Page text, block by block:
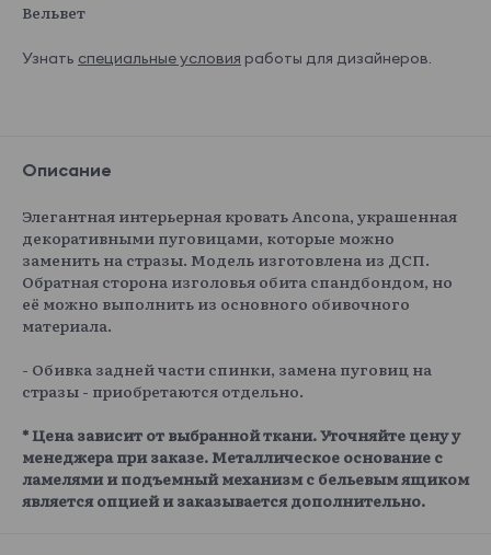
Вельвет
Узнать специальные условия работы для дизайнеров.
Описание
Элегантная интерьерная кровать Ancona, украшенная
декоративными пуговицами, которые можно
заменить на стразы. Модель изготовлена из ДСП.
Обратная сторона изголовья обита спандбондом, но
её можно выполнить из основного обивочного
материала.
- Обивка задней части спинки, замена пуговиц на
стразы - приобретаются отдельно.
* Цена зависит от выбранной ткани. Уточняйте цену у
менеджера при заказе. Металлическое основание с
ламелями и подъемный механизм с бельевым ящиком
является опцией и заказывается дополнительно.